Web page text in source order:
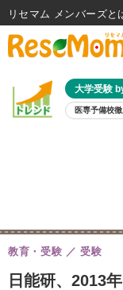
大学受験
医専予備校
日能研、2013
教育・受験 受験
リセマム メンバーズ